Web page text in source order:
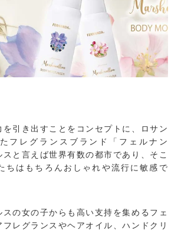
引き出すことをコンセプトに、ロサン
フレグランスブランド「フェルナン
と言えば世界有数の都市であり、そこ
ちはもちろんおしゃれや流行に敏感で
の女の子からも高い支持を集めるフェ
フレグランスやヘアオイル、ハンドクリ